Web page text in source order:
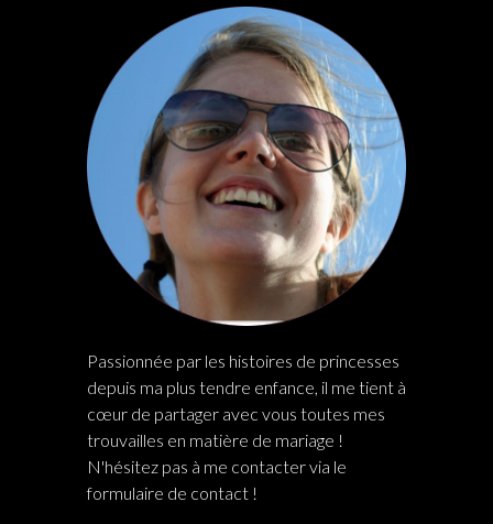
Passionnée par les histoires de princesses
depuis ma plus tendre enfance, il me tient à
cœur de partager avec vous toutes mes
trouvailles en matière de mariage !
N'hésitez pas à me contacter via le
formulaire de contact !